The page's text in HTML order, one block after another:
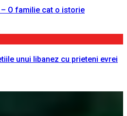
O familie cat o istorie
unui libanez cu prieteni evrei